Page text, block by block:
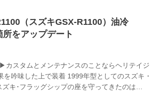
（スズキGSX-R1100）油冷
をアップデート
スタムとメンテナンスのことならヘリテイジ
吟味した上で装着 1999年型としてのスズキ・
キ･フラッグシップの座を守ってきたのは